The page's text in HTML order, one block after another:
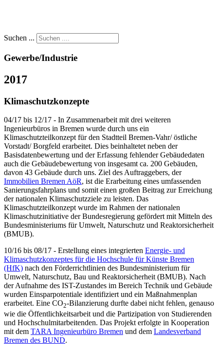
Suchen ...
Gewerbe/Industrie
2017
Klimaschutzkonzepte
04/17 bis 12/17 - In Zusammenarbeit mit drei weiteren
Ingenieurbüros in Bremen wurde durch uns ein
Klimaschutzteilkonzept für den Stadtteil Bremen-Vahr/ östliche
Vorstadt/ Borgfeld erarbeitet. Dies beinhaltetet neben der
Basisdatenbewertung und der Erfassung fehlender Gebäudedaten
auch die Gebäudebewertung von insgesamt ca. 200 Gebäuden,
davon 43 Gebäude durch uns. Ziel des Auftraggebers, der
Immobilien Bremen AöR, ist die Erarbeitung eines umfassenden
Sanierungsfahrplans und somit einen großen Beitrag zur Erreichung
der nationalen Klimaschutzziele zu leisten. Das
Klimaschutzteilkonzept wurde im Rahmen der nationalen
Klimaschutzinitiative der Bundesregierung gefördert mit Mitteln des
Bundesministeriums für Umwelt, Naturschutz und Reaktorsicherheit
(BMUB).
10/16 bis 08/17 - Erstellung eines integrierten Energie- und
Klimaschutzkonzeptes für die Hochschule für Künste Bremen
(HfK) nach den Förderrichtlinien des Bundesministerium für
Umwelt, Naturschutz, Bau und Reaktorsicherheit (BMUB). Nach
der Aufnahme des IST-Zustandes im Bereich Technik und Gebäude
wurden Einsparpotentiale identifiziert und ein Maßnahmenplan
erarbeitet. Eine CO2-Bilanzierung durfte dabei nicht fehlen, genauso
wie die Öffentlichkeitsarbeit und die Partizipation von Studierenden
und Hochschulmitarbeitenden. Das Projekt erfolgte in Kooperation
mit dem TARA Ingenieurbüro Bremen und dem Landesverband
Bremen des BUND.